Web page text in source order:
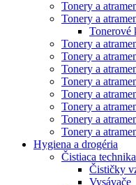
Tonery a
Tonery a
Tonerové
Tonery a
Tonery a
Tonery a
Tonery a
Tonery a
Tonery a
Tonery a
Tonery a
Hygiena a drogéria
Čistiaca technika
Čističky
Vysávače